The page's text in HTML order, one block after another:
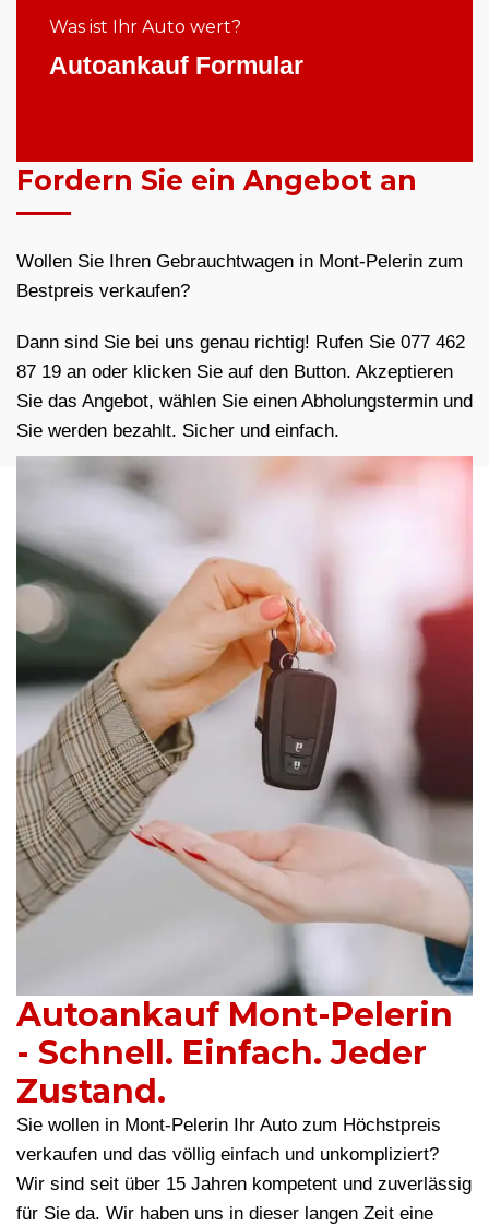
Was ist Ihr Auto wert?
Autoankauf Formular
Fordern Sie ein Angebot an
Wollen Sie Ihren Gebrauchtwagen in Mont-Pelerin zum
Bestpreis verkaufen?
Dann sind Sie bei uns genau richtig! Rufen Sie 077 462
87 19 an oder klicken Sie auf den Button. Akzeptieren
Sie das Angebot, wählen Sie einen Abholungstermin und
Sie werden bezahlt. Sicher und einfach.
Autoankauf Mont-Pelerin
- Schnell. Einfach. Jeder
Zustand.
Sie wollen in Mont-Pelerin Ihr Auto zum Höchstpreis
verkaufen und das völlig einfach und unkompliziert?
Wir sind seit über 15 Jahren kompetent und zuverlässig
für Sie da. Wir haben uns in dieser langen Zeit eine